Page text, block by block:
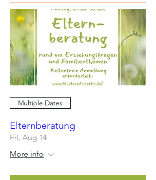
Multiple Dates
Elternberatung
Fri, Aug 14
More info